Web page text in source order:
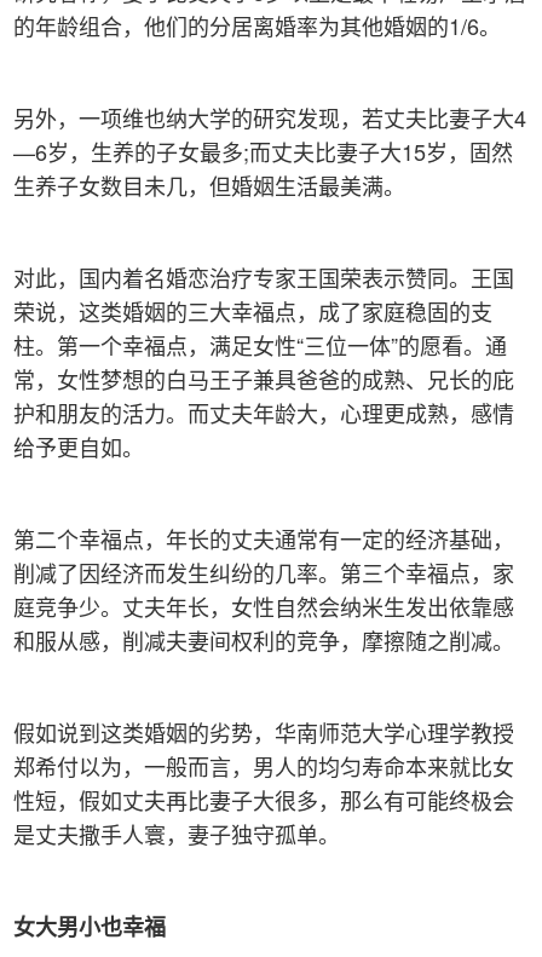
的年龄组合，他们的分居离婚率为其他婚姻的1/6。
另外，一项维也纳大学的研究发现，若丈夫比妻子大4
—6岁，生养的子女最多;而丈夫比妻子大15岁，固然
生养子女数目未几，但婚姻生活最美满。
对此，国内着名婚恋治疗专家王国荣表示赞同。王国
荣说，这类婚姻的三大幸福点，成了家庭稳固的支
柱。第一个幸福点，满足女性“三位一体”的愿看。通
常，女性梦想的白马王子兼具爸爸的成熟、兄长的庇
护和朋友的活力。而丈夫年龄大，心理更成熟，感情
给予更自如。
第二个幸福点，年长的丈夫通常有一定的经济基础，
削减了因经济而发生纠纷的几率。第三个幸福点，家
庭竞争少。丈夫年长，女性自然会纳米生发出依靠感
和服从感，削减夫妻间权利的竞争，摩擦随之削减。
假如说到这类婚姻的劣势，华南师范大学心理学教授
郑希付以为，一般而言，男人的均匀寿命本来就比女
性短，假如丈夫再比妻子大很多，那么有可能终极会
是丈夫撒手人寰，妻子独守孤单。
女大男小也幸福